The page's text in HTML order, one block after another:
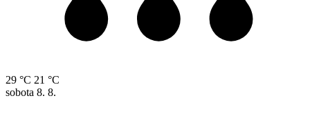
29 °C 21 °C
sobota 8. 8.